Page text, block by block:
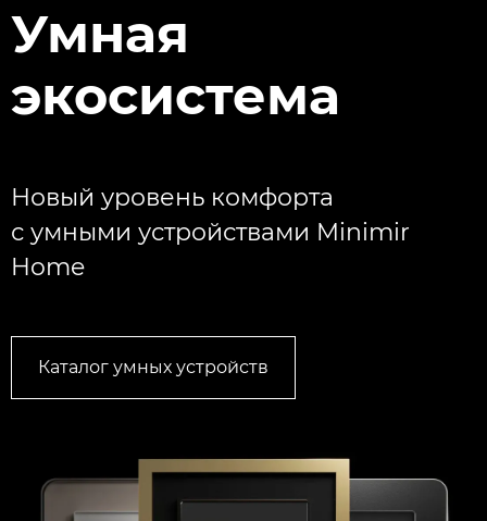
Умная
экосистема
Новый уровень комфорта
с умными устройствами Minimir
Home
Каталог умных устройств